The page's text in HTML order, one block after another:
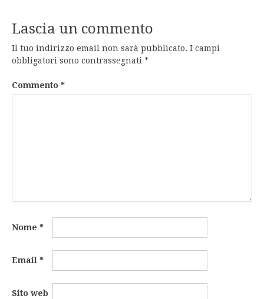
Lascia un commento
Il tuo indirizzo email non sarà pubblicato. I campi
obbligatori sono contrassegnati *
Commento *
Nome *
Email *
Sito web